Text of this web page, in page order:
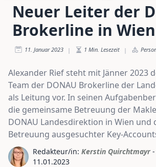
Neuer Leiter der
Brokerline in Wien
11. Januar 2023 | 1 Min. Lesezeit |
Alexander Rief steht mit Jänner 2023
Team der DONAU Brokerline der
als Leitung vor. In seinen
die gemeinsame Betreuung der
DONAU Landesdirektion in Wien und
Betreuung ausgesuchter Key-
Redakteur/in: Kerstin Quirchtmayr
11.01.2023